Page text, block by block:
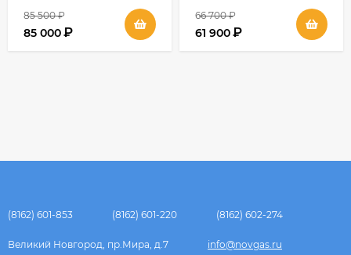
85 500 ₽
85 000₽
66 700 ₽
61 900₽
(8162) 601-853 (8162) 601-220 (8162) 602-274
Великий Новгород, пр.Мира, д.7 info@novgas.ru